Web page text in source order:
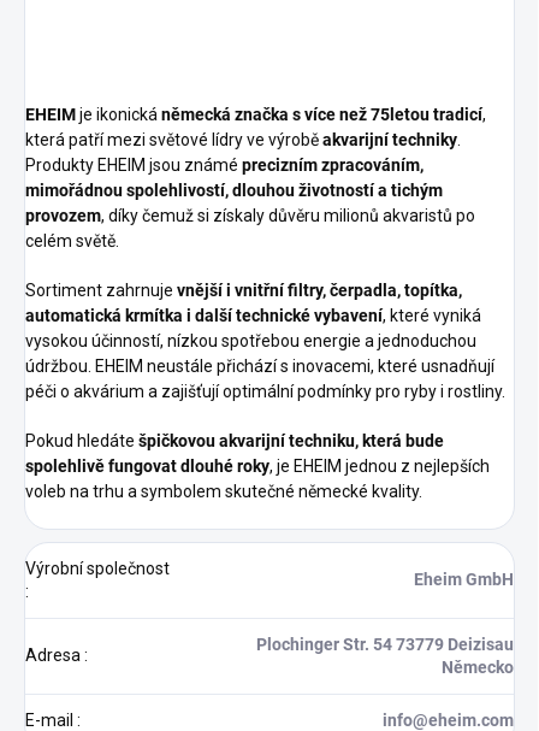
EHEIMje ikonická německá značka s více než 75letou tradicí,
která patří mezi světové lídry ve výroběakvarijní techniky
Produkty EHEIM jsou známé precizním zpracováním,
mimořádnou spolehlivostí, dlouhou životností a tichým
provozem, díky čemuž si získaly důvěru milionů akvaristů po
celém světě.
Sortiment zahrnuje vnější i vnitřní filtry, čerpadla, topítka,
automatická krmítka i další technické vybavení, které vyniká
vysokou účinností, nízkou spotřebou energie a jednoduchou
údržbou. EHEIM neustále přichází s inovacemi, které usnadňují
péči o akvárium a zajišťují optimální podmínky pro ryby i rostliny.
Pokud hledáte špičkovou akvarijní techniku, která bude
spolehlivě fungovat dlouhé roky, je EHEIM jednou z nejlepších
voleb na trhu a symbolem skutečné německé kvality.
Výrobní společnost
:
Eheim GmbH
Adresa :
Plochinger Str. 54 73779 Deizisau
Německo
E-mail : info@eheim.com